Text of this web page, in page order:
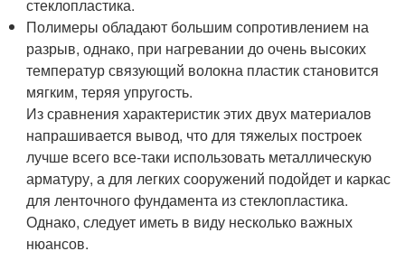
стеклопластика.
Полимеры обладают большим сопротивлением на
разрыв, однако, при нагревании до очень высоких
температур связующий волокна пластик становится
мягким, теряя упругость.
Из сравнения характеристик этих двух материалов
напрашивается вывод, что для тяжелых построек
лучше всего все-таки использовать металлическую
арматуру, а для легких сооружений подойдет и каркас
для ленточного фундамента из стеклопластика.
Однако, следует иметь в виду несколько важных
нюансов.